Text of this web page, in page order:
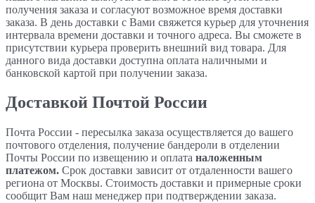
получения заказа и согласуют возможное время доставки
заказа. В день доставки с Вами свяжется курьер для уточнения
интервала времени доставки и точного адреса. Вы сможете в
присутствии курьера проверить внешний вид товара. Для
данного вида доставки доступна оплата наличными и
банковской картой при получении заказа.
Доставкой Почтой России
Почта России - пересылка заказа осуществляется до вашего
почтового отделения, получение бандероли в отделении
Почты России по извещению и оплата наложенным
платежом. Срок доставки зависит от отдаленности вашего
региона от Москвы. Стоимость доставки и примерные сроки
сообщит Вам наш менеджер при подтверждении заказа.